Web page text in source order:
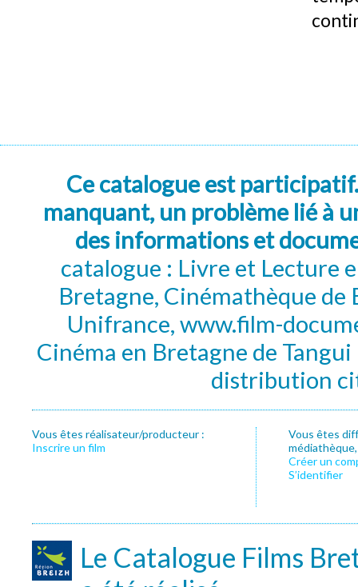
Ce catalogue est
manquant, un problème lié à
des informations et
catalogue : Livre et Lecture
Bretagne, Cinémathèque de
Unifrance, www.film-
Cinéma en Bretagne de
distribution
Vous êtes réalisateur/producteur :
Inscrire un film
Vous êtes
Créer un
S’identifier
Le Catalogue Films